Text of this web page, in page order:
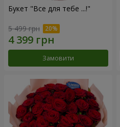
Букет "Все для тебе ...!"
5 499 грн
Замовити